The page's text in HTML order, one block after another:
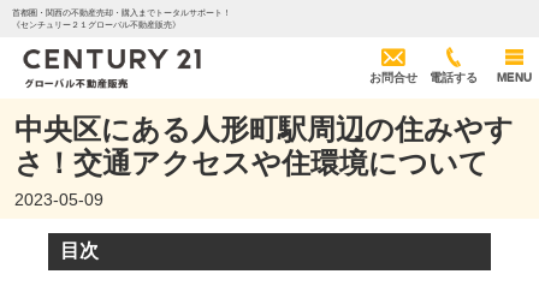
首都圏・関西の不動産売却・購入までトータルサポート！
《センチュリー２１グローバル不動産販売》
お問合せ 電話する MENU
中央区にある人形町駅周辺の住みやす
さ！交通アクセスや住環境について
2023-05-09
目次